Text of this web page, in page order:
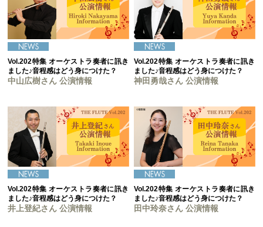
Vol.202特集 オーケストラ奏者に訊き
ました♪音程感はどう身につけた？
中山広樹さん 公演情報
Vol.202特集 オーケストラ奏者に訊き
ました♪音程感はどう身につけた？
神田勇哉さん 公演情報
Vol.202特集 オーケストラ奏者に訊き
ました♪音程感はどう身につけた？
井上登紀さん 公演情報
Vol.202特集 オーケストラ奏者に訊き
ました♪音程感はどう身につけた？
田中玲奈さん 公演情報